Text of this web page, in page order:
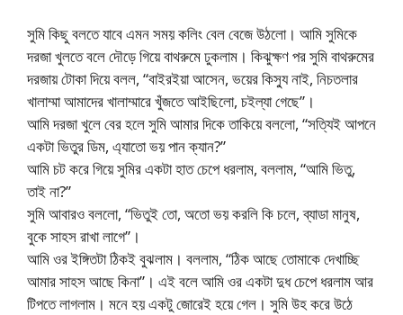
সুমি কিছু বলতে যাবে এমন সময় কলিং বেল বেজে উঠলো। আমি সুমিকে
দরজা খুলতে বলে দৌড়ে গিয়ে বাথরুমে ঢুকলাম। কিঝুক্ষণ পর সুমি বাথরুমের
দরজায় টোকা দিয়ে বলল, “বাইরইয়া আসেন, ভয়ের কিস্যু নাই, নিচতলার
খালাম্মা আমাদের খালাম্মারে খুঁজতে আইছিলো, চইল্যা গেছে”।
আমি দরজা খুলে বের হলে সুমি আমার দিকে তাকিয়ে বললো, “সত্যিই আপনে
একটা ভিতুর ডিম, এ্যাতো ভয় পান ক্যান?”
আমি চট করে গিয়ে সুমির একটা হাত চেপে ধরলাম, বললাম, “আমি ভিতু,
তাই না?”
সুমি আবারও বললো, “ভিতুই তো, অতো ভয় করলি কি চলে, ব্যাডা মানুষ,
বুকে সাহস রাখা লাগে”।
আমি ওর ইঙ্গিতটা ঠিকই বুঝলাম। বললাম, “ঠিক আছে তোমাকে দেখাচ্ছি
আমার সাহস আছে কিনা”। এই বলে আমি ওর একটা দুধ চেপে ধরলাম আর
টিপতে লাগলাম। মনে হয় একটু জোরেই হয়ে গেল। সুমি উহ করে উঠে